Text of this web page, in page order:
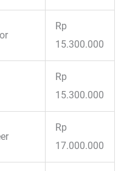
Rp
15.300.000
Rp
15.300.000
Rp
17.000.000